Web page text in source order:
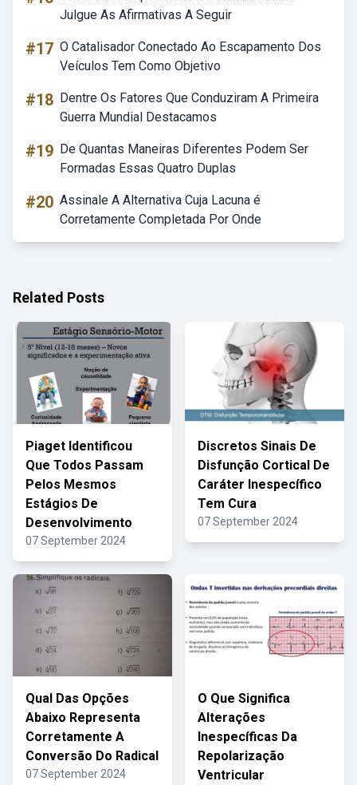
Julgue As Afirmativas A Seguir
#17 O Catalisador Conectado Ao Escapamento Dos
Veículos Tem Como Objetivo
#18 Dentre Os Fatores Que Conduziram A Primeira
Guerra Mundial Destacamos
#19 De Quantas Maneiras Diferentes Podem Ser
Formadas Essas Quatro Duplas
#20 Assinale A Alternativa Cuja Lacuna é
Corretamente Completada Por Onde
Related Posts
Piaget Identificou
Que Todos Passam
Pelos Mesmos
Estágios De
Desenvolvimento
07 September 2024
Discretos Sinais De
Disfunção Cortical De
Caráter Inespecífico
Tem Cura
07 September 2024
Qual Das Opções
Abaixo Representa
Corretamente A
Conversão Do Radical
07 September 2024
O Que Significa
Alterações
Inespecíficas Da
Repolarização
Ventricular